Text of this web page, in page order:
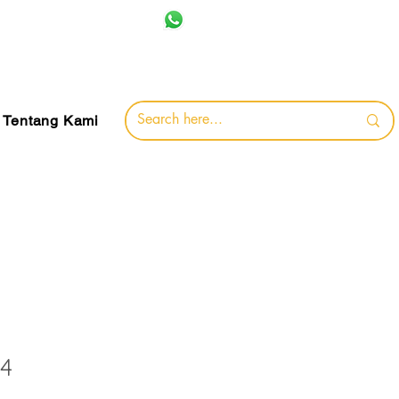
Tentang Kami